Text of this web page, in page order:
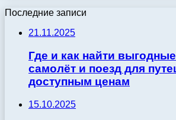
Последние записи
21.11.2025
Где и как найти
самолёт и поезд для
доступным ценам
15.10.2025